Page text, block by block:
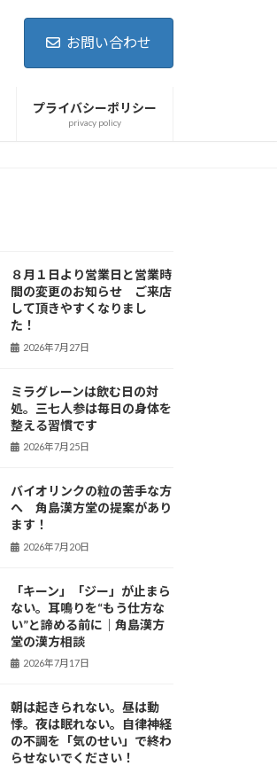
お問い合わせ
プライバシーポリシー
privacy policy
８月１日より営業日と営業時
間の変更のお知らせ ご来店
して頂きやすくなりまし
た！
2026年7月27日
ミラグレーンは飲む日の対
処。三七人参は毎日の身体を
整える習慣です
2026年7月25日
バイオリンクの粒の苦手な方
へ 角島漢方堂の提案があり
ます！
2026年7月20日
「キーン」「ジー」が止まら
ない。耳鳴りを“もう仕方な
い”と諦める前に｜角島漢方
堂の漢方相談
2026年7月17日
朝は起きられない。昼は動
悸。夜は眠れない。自律神経
の不調を「気のせい」で終わ
らせないでください！